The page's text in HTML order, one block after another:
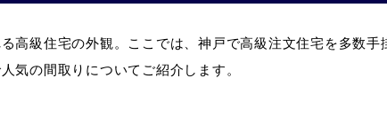
高級住宅の外観。ここでは、神戸で高級注文住宅を多数手
気の間取りについてご紹介します。